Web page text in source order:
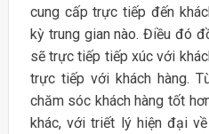
cung cấp trực tiếp đến
kỳ trung gian nào. Điều đó
sẽ trực tiếp tiếp xúc với
trực tiếp với khách hàng.
chăm sóc khách hàng tốt
khác, với triết lý hiện đại